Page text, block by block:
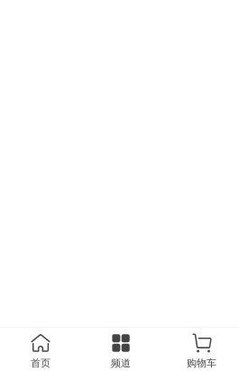
首页 频道 购物车